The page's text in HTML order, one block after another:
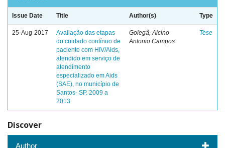
Issue Date Title Author(s) Type
25-Aug-2017
Avaliação das etapas
do cuidado contínuo de
paciente com HIV/Aids,
atendido em serviço de
atendimento
especializado em Aids
(SAE), no município de
Santos- SP. 2009 a
2013
Golegã, Alcino
Antonio Campos
Tese
Discover
Author